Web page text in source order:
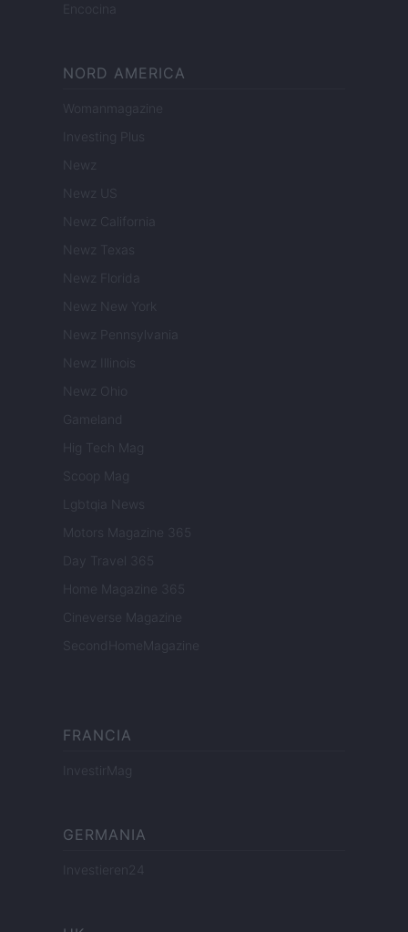
Encocina
NORD AMERICA
Womanmagazine
Investing Plus
Newz
Newz US
Newz California
Newz Texas
Newz Florida
Newz New York
Newz Pennsylvania
Newz Illinois
Newz Ohio
Gameland
Hig Tech Mag
Scoop Mag
Lgbtqia News
Motors Magazine 365
Day Travel 365
Home Magazine 365
Cineverse Magazine
SecondHomeMagazine
FRANCIA
InvestirMag
GERMANIA
Investieren24